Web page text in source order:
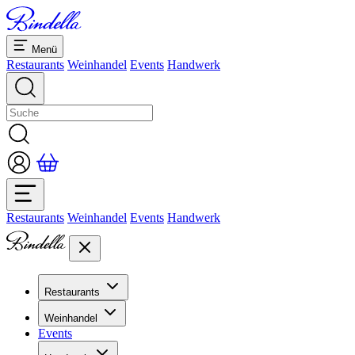
Menü
Restaurants Weinhandel Events Handwerk
Restaurants Weinhandel Events Handwerk
Restaurants
Übersicht Restaurants
Bankette & Events
Dolcezze
Weinhandel
Übersicht
Events